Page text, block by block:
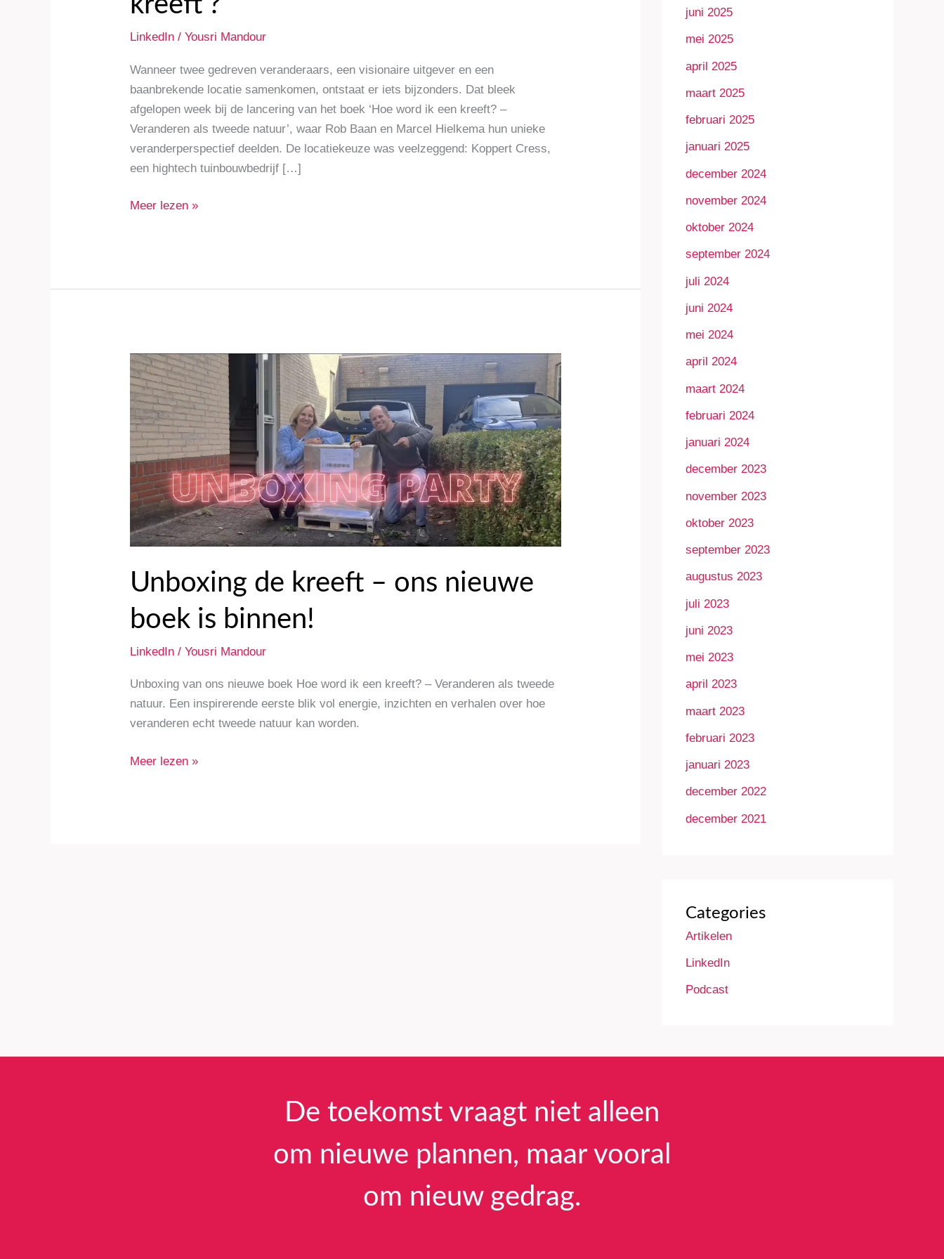
LinkedIn /Yousri Mandour
Wanneer twee gedreven veranderaars, een visionaire uitgever en een
baanbrekende locatie samenkomen, ontstaat er iets bijzonders. Dat bleek
afgelopen week bij de lancering van het boek ‘Hoe word ik een kreeft? –
Veranderen als tweede natuur’, waar Rob Baan en Marcel Hielkema hun unieke
veranderperspectief deelden. De locatiekeuze was veelzeggend: Koppert Cress,
een hightech tuinbouwbedrijf […]
Meer lezen »
Unboxing de kreeft – ons nieuwe
boek is binnen!
LinkedIn /Yousri Mandour
Unboxing van ons nieuwe boek Hoe word ik een kreeft? – Veranderen als tweede
natuur. Een inspirerende eerste blik vol energie, inzichten en verhalen over hoe
veranderen echt tweede natuur kan worden.
Unboxing
de
kreeft
–
ons
nieuwe
boek
is
binnen!
Meer lezen »
juni 2025
mei 2025
april 2025
maart 2025
februari 2025
januari 2025
december 2024
november 2024
oktober 2024
september 2024
juli 2024
juni 2024
mei 2024
april 2024
maart 2024
februari 2024
januari 2024
december 2023
november 2023
oktober 2023
september 2023
augustus 2023
juli 2023
juni 2023
mei 2023
april 2023
maart 2023
februari 2023
januari 2023
december 2022
december 2021
Categories
Artikelen
LinkedIn
Podcast
De toekomst vraagt niet alleen
om nieuwe plannen, maar vooral
om nieuw gedrag.